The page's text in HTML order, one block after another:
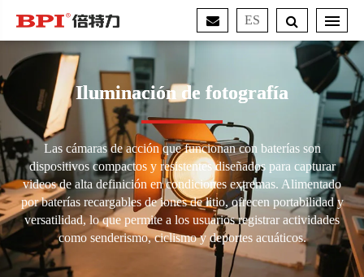
ES
Iluminación de fotografía
Las cámaras de acción que funcionan con baterías son
dispositivos compactos y resistentes diseñados para capturar
videos de alta definición en condiciones extremas. Alimentado
por baterías recargables de iones de litio, ofrecen portabilidad y
versatilidad, lo que permite a los usuarios registrar actividades
como senderismo, ciclismo y deportes acuáticos.